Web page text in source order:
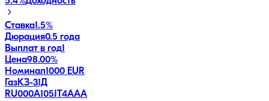
Ставка1.5%
Дюрация0.5 года
Выплат в год1
Цена98.00%
Номинал1000 EUR
ГазКЗ-31Д
RU000A105JT4AAA